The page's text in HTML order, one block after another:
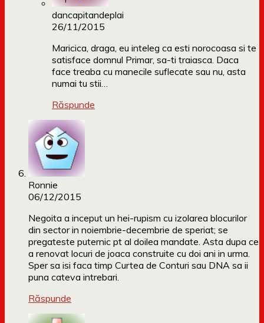
dancapitandeplai
26/11/2015
Maricica, draga, eu inteleg ca esti norocoasa si te
satisface domnul Primar, sa-ti traiasca. Daca
face treaba cu manecile suflecate sau nu, asta
numai tu stii…
Răspunde
Ronnie
06/12/2015
Negoita a inceput un hei-rupism cu izolarea blocurilor
din sector in noiembrie-decembrie de speriat; se
pregateste puternic pt al doilea mandate. Asta dupa ce
a renovat locuri de joaca construite cu doi ani in urma.
Sper sa isi faca timp Curtea de Conturi sau DNA sa ii
puna cateva intrebari.
Răspunde